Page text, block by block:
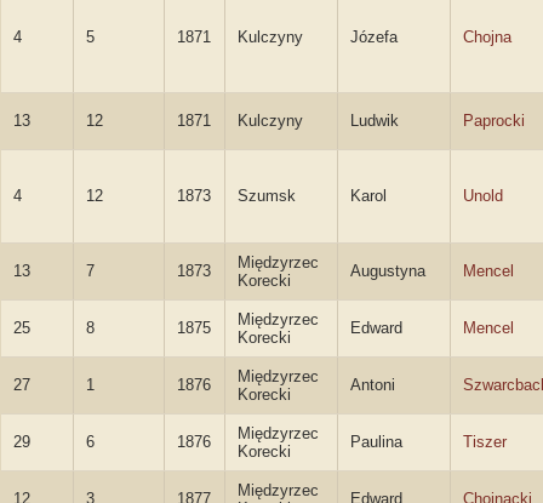
4 5 1871 Kulczyny Józefa Chojna
13 12 1871 Kulczyny Ludwik Paprocki
4 12 1873 Szumsk Karol Unold
13 7 1873
Międzyrzec
Korecki
Augustyna Mencel
25 8 1875
Międzyrzec
Korecki
Edward Mencel
27 1 1876
Międzyrzec
Korecki
Antoni
29 6 1876
Międzyrzec
Korecki
Paulina Tiszer
12 3 1877
Międzyrzec
Edward Chojnacki